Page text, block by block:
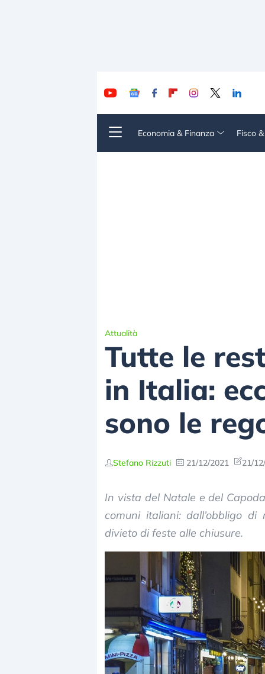
Economia & Finanza Fisco
Attualità
Tutte le
in Italia:
sono le
Stefano Rizzuti 21/12/2021 21/
In vista del Natale e del
comuni italiani: dall’obbligo
divieto di feste alle chiusure.